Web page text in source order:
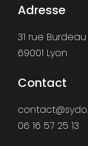
Adresse
31 rue Burdeau
69001 Lyon
Contact
06 16 57 25 13